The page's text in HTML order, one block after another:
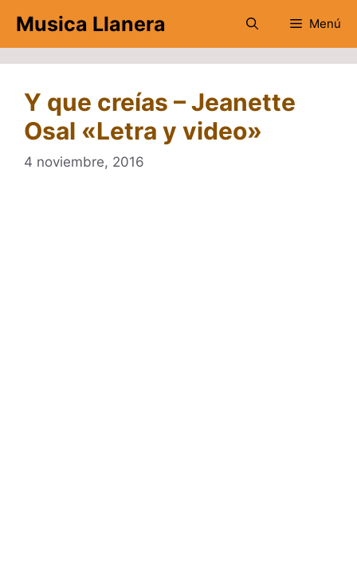
contenido
Musica Llanera Menú
Y que creías – Jeanette
Osal «Letra y video»
4 noviembre, 2016